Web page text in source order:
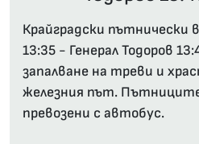
Крайградски пътнически
13:35 - Генерал Тодоров
запалване на треви и
железния път.
превозени с автобус.